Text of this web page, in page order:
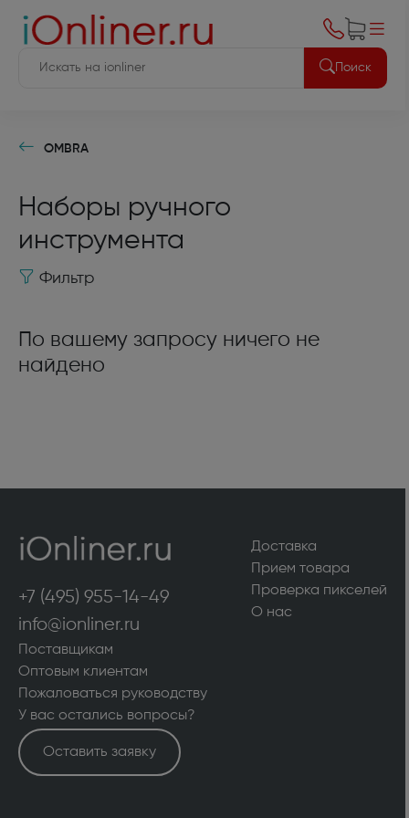
Поиск
OMBRA
Наборы ручного
инструмента
Фильтр
По вашему запросу ничего не
найдено
+7 (495) 955-14-49
info@ionliner.ru
Доставка
Прием товара
Проверка пикселей
О нас
Поставщикам
Оптовым клиентам
Пожаловаться руководству
У вас остались вопросы?
Оставить заявку